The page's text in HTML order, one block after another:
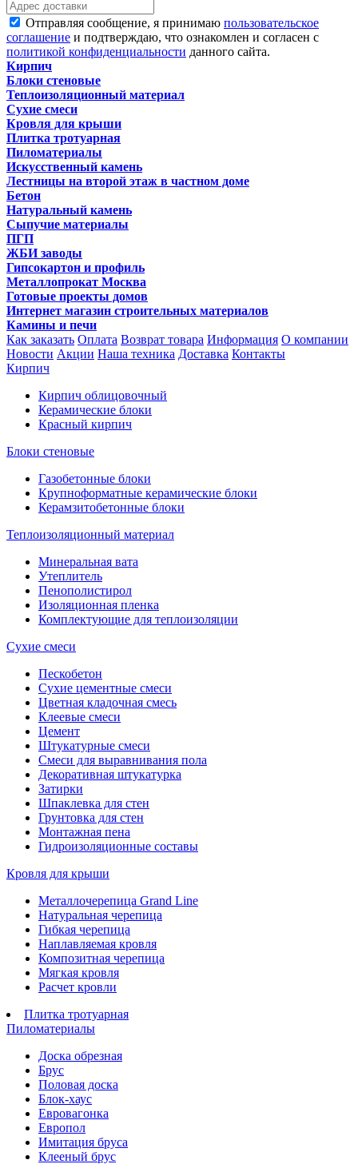
Отправляя сообщение, я принимаю пользовательское
соглашение и подтверждаю, что ознакомлен и согласен с
политикой конфиденциальности данного сайта.
Кирпич
Блоки стеновые
Теплоизоляционный материал
Сухие смеси
Кровля для крыши
Плитка тротуарная
Пиломатериалы
Искусственный камень
Лестницы на второй этаж в частном доме
Бетон
Натуральный камень
Сыпучие материалы
ПГП
ЖБИ заводы
Гипсокартон и профиль
Металлопрокат Москва
Готовые проекты домов
Интернет магазин строительных материалов
Камины и печи
Как заказать Оплата Возврат товара Информация О компании
Новости Акции Наша техника Доставка Контакты
Кирпич
Кирпич облицовочный
Керамические блоки
Красный кирпич
Блоки стеновые
Газобетонные блоки
Крупноформатные керамические блоки
Керамзитобетонные блоки
Теплоизоляционный материал
Минеральная вата
Утеплитель
Пенополистирол
Изоляционная пленка
Комплектующие для теплоизоляции
Сухие смеси
Пескобетон
Сухие цементные смеси
Цветная кладочная смесь
Клеевые смеси
Цемент
Штукатурные смеси
Смеси для выравнивания пола
Декоративная штукатурка
Затирки
Шпаклевка для стен
Грунтовка для стен
Монтажная пена
Гидроизоляционные составы
Кровля для крыши
Металлочерепица Grand Line
Натуральная черепица
Гибкая черепица
Наплавляемая кровля
Композитная черепица
Мягкая кровля
Расчет кровли
Плитка тротуарная
Пиломатериалы
Доска обрезная
Брус
Половая доска
Блок-хаус
Евровагонка
Европол
Имитация бруса
Клееный брус